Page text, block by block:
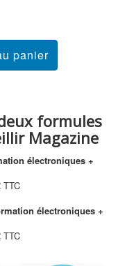
formules
Magazine
électroniques +
TTC
électroniques +
TTC